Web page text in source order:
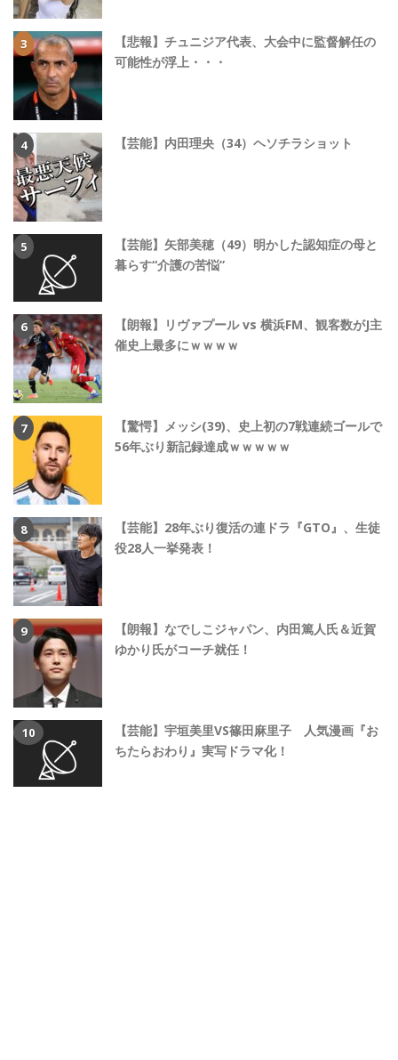
【悲報】チュニジア代表、大会中に監督解任の
可能性が浮上・・・
【芸能】内田理央（34）ヘソチラショット
【芸能】矢部美穂（49）明かした認知症の母と
暮らす“介護の苦悩”
【朗報】リヴァプール vs 横浜FM、観客数がJ主
催史上最多にｗｗｗｗ
【驚愕】メッシ(39)、史上初の7戦連続ゴールで
56年ぶり新記録達成ｗｗｗｗｗ
【芸能】28年ぶり復活の連ドラ『GTO』、生徒
役28人一挙発表！
【朗報】なでしこジャパン、内田篤人氏＆近賀
ゆかり氏がコーチ就任！
【芸能】宇垣美里VS篠田麻里子 人気漫画『お
ちたらおわり』実写ドラマ化！